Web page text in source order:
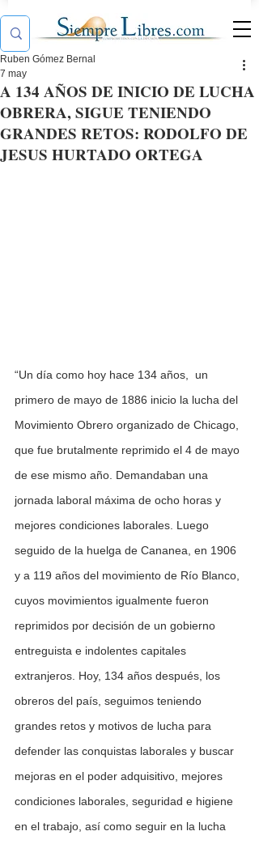
A 134 AÑOS DE INICIO DE LUCHA
OBRERA, SIGUE TENIENDO
GRANDES RETOS: RODOLFO DE
JESUS HURTADO ORTEGA
Ruben Gómez Bernal
7 may
“Un día como hoy hace 134 años,  un
primero de mayo de 1886 inicio la lucha del
Movimiento Obrero organizado de Chicago,
que fue brutalmente reprimido el 4 de mayo
de ese mismo año. Demandaban una
jornada laboral máxima de ocho horas y
mejores condiciones laborales. Luego
seguido de la huelga de Cananea, en 1906
y a 119 años del movimiento de Río Blanco,
cuyos movimientos igualmente fueron
reprimidos por decisión de un gobierno
entreguista e indolentes capitales
extranjeros. Hoy, 134 años después, los
obreros del país, seguimos teniendo
grandes retos y motivos de lucha para
defender las conquistas laborales y buscar
mejoras en el poder adquisitivo, mejores
condiciones laborales, seguridad e higiene
en el trabajo, así como seguir en la lucha